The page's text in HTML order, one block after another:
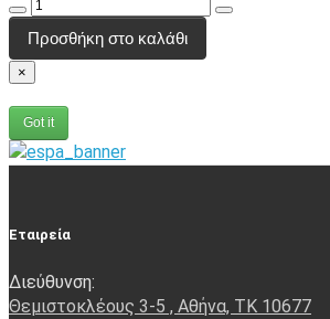
Προσθήκη στο καλάθι
×
Got it
Εταιρεία
Διεύθυνση:
Θεμιστοκλέους 3-5 , Αθήνα, ΤΚ 10677